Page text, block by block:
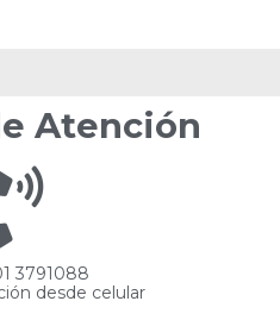
Atención
3791088
desde celular